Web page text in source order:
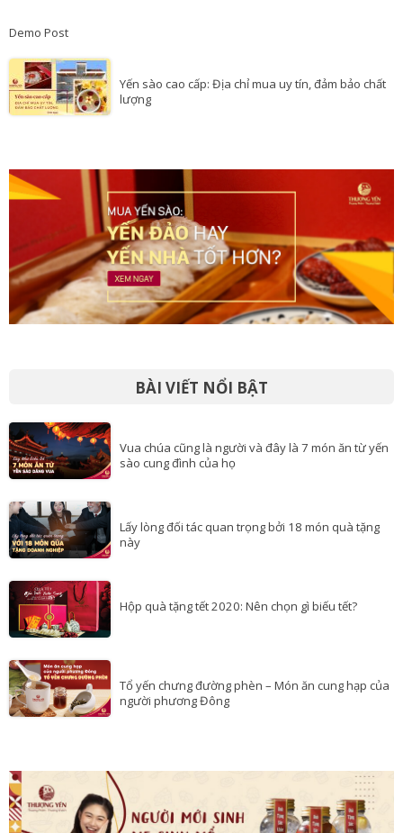
Demo Post
Yến sào cao cấp: Địa chỉ mua uy tín, đảm bảo chất
lượng
BÀI VIẾT NỔI BẬT
Vua chúa cũng là người và đây là 7 món ăn từ yến
sào cung đình của họ
Lấy lòng đối tác quan trọng bởi 18 món quà tặng
này
Hộp quà tặng tết 2020: Nên chọn gì biếu tết?
Tổ yến chưng đường phèn – Món ăn cung hạp của
người phương Đông